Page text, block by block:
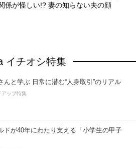
係が怪しい!? 妻の知らない夫の顔
イチオシ特集
んと学ぶ 日常に潜む“人身取引”のリアル
アップ特集
ドが40年にわたり支える「小学生の甲子